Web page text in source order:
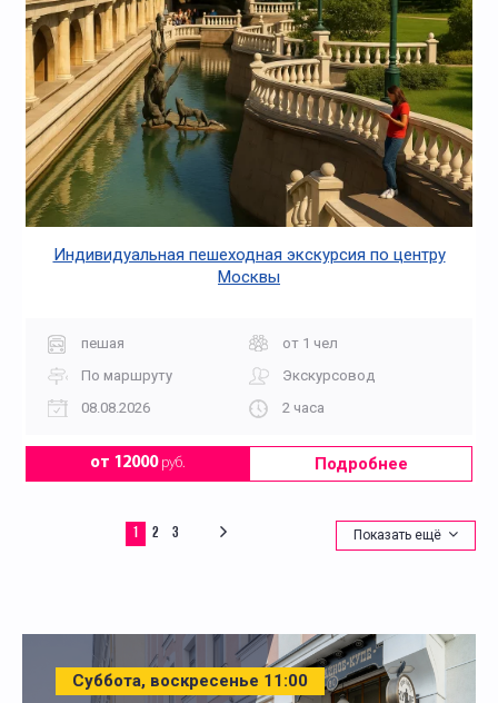
Индивидуальная пешеходная экскурсия по центру
Москвы
пешая
от 1 чел
По маршруту
Экскурсовод
08.08.2026
2 часа
от 12000руб. Подробнее
1 2 3 Показать ещё
Суббота, воскресенье 11:00